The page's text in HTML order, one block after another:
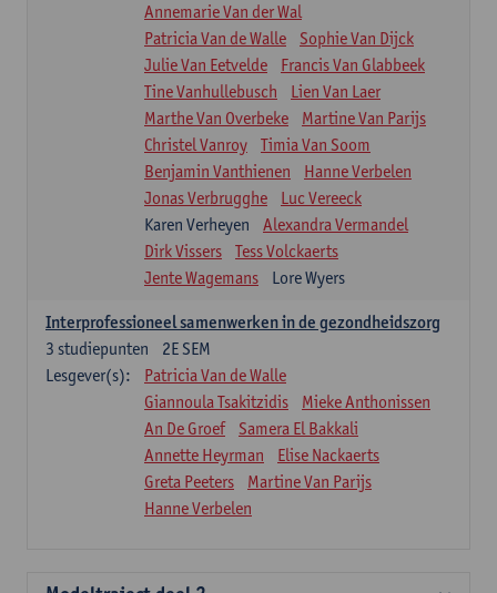
Annemarie Van der Wal
Patricia Van de Walle
Sophie Van Dijck
Julie Van Eetvelde
Francis Van Glabbeek
Tine Vanhullebusch
Lien Van Laer
Marthe Van Overbeke
Martine Van Parijs
Christel Vanroy
Timia Van Soom
Benjamin Vanthienen
Hanne Verbelen
Jonas Verbrugghe
Luc Vereeck
Karen Verheyen
Alexandra Vermandel
Dirk Vissers
Tess Volckaerts
Jente Wagemans
Lore Wyers
Interprofessioneel samenwerken in de gezondheidszorg
2E SEM
3 studiepunten
Lesgever(s):
Patricia Van de Walle
Giannoula Tsakitzidis
Mieke Anthonissen
An De Groef
Samera El Bakkali
Annette Heyrman
Elise Nackaerts
Greta Peeters
Martine Van Parijs
Hanne Verbelen